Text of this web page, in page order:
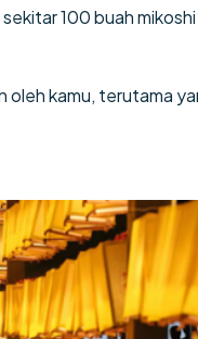
100 buah
kamu, terutama